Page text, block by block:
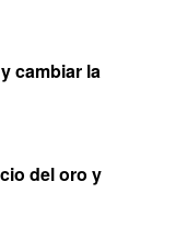
cambiar la
del oro y